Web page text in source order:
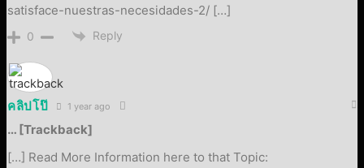
satisface-nuestras-necesidades-2/ […]
0 Reply
คลิปโป๊ 1 year ago
… [Trackback]
[…] Read More Information here to that Topic: